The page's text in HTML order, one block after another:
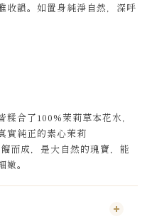
收韻。如置身純淨自然，深呼
合了100%茉莉草本花水，
實純正的素心茉莉
成，是大自然的瑰寶，能
。